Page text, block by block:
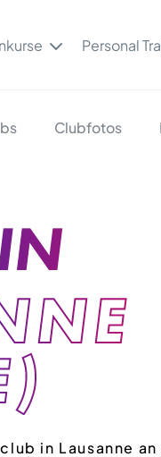
Personal
Clubfotos
in Lausanne